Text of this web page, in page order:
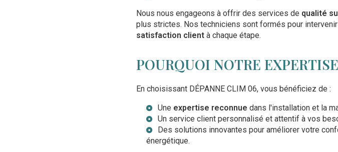
Nous nous engageons à offrir des services de qualité
plus strictes. Nos techniciens sont formés pour
satisfaction client à chaque étape.
POURQUOI NOTRE
En choisissant DÉPANNE CLIM 06, vous bénéficiez de :
Une expertise reconnue dans l'installation et la
Un service client personnalisé et attentif à vos
Des solutions innovantes pour améliorer votre
énergétique.